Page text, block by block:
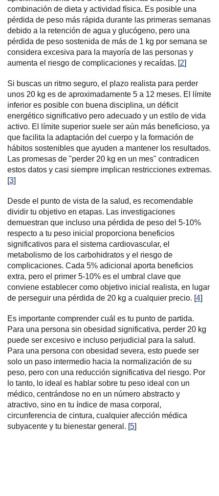
combinación de dieta y actividad física. Es posible una
pérdida de peso más rápida durante las primeras semanas
debido a la retención de agua y glucógeno, pero una
pérdida de peso sostenida de más de 1 kg por semana se
considera excesiva para la mayoría de las personas y
aumenta el riesgo de complicaciones y recaídas. [2]
Si buscas un ritmo seguro, el plazo realista para perder
unos 20 kg es de aproximadamente 5 a 12 meses. El límite
inferior es posible con buena disciplina, un déficit
energético significativo pero adecuado y un estilo de vida
activo. El límite superior suele ser aún más beneficioso, ya
que facilita la adaptación del cuerpo y la formación de
hábitos sostenibles que ayuden a mantener los resultados.
Las promesas de "perder 20 kg en un mes" contradicen
estos datos y casi siempre implican restricciones extremas.
[3]
Desde el punto de vista de la salud, es recomendable
dividir tu objetivo en etapas. Las investigaciones
demuestran que incluso una pérdida de peso del 5-10%
respecto a tu peso inicial proporciona beneficios
significativos para el sistema cardiovascular, el
metabolismo de los carbohidratos y el riesgo de
complicaciones. Cada 5% adicional aporta beneficios
extra, pero el primer 5-10% es el umbral clave que
conviene establecer como objetivo inicial realista, en lugar
de perseguir una pérdida de 20 kg a cualquier precio. [4]
Es importante comprender cuál es tu punto de partida.
Para una persona sin obesidad significativa, perder 20 kg
puede ser excesivo e incluso perjudicial para la salud.
Para una persona con obesidad severa, esto puede ser
solo un paso intermedio hacia la normalización de su
peso, pero con una reducción significativa del riesgo. Por
lo tanto, lo ideal es hablar sobre tu peso ideal con un
médico, centrándose no en un número abstracto y
atractivo, sino en tu índice de masa corporal,
circunferencia de cintura, cualquier afección médica
subyacente y tu bienestar general. [5]